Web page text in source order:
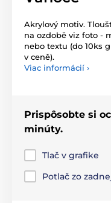
Akrylový motiv.
na ozdobě viz foto -
nebo textu (do 10ks
v ceně).
Viac informácií ›
Prispôsobte si
minúty.
Tlač v grafike
Potlač zo